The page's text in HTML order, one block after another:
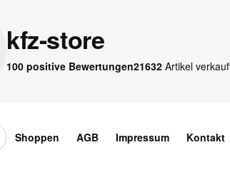
kfz-store
100 positive Bewertungen21632 Artikel
Shoppen AGB Impressum Kontakt